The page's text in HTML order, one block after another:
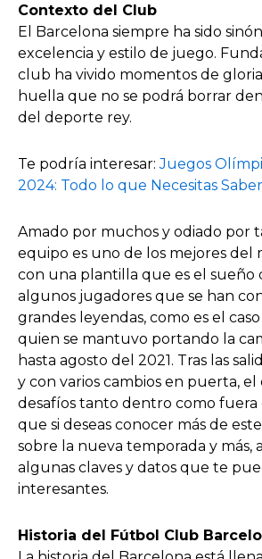
Contexto del Club
El Barcelona siempre ha sido
excelencia y estilo de juego.
club ha vivido momentos de
huella que no se podrá borrar
del deporte rey.
Te podría interesar:Juegos
2024: Todo lo que Necesitas Saber
Amado por muchos y odiado por
equipo es uno de los mejores del
con una plantilla que es el sueño
algunos jugadores que se han
grandes leyendas, como es el
quien se mantuvo portando la
hasta agosto del 2021. Tras las
y con varios cambios en puerta,
desafíos tanto dentro como fuera
que si deseas conocer más de
sobre la nueva temporada y más,
algunas claves y datos que te
interesantes.
Historia del Fútbol Club